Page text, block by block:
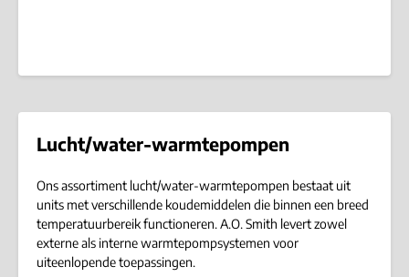
Lucht/water-warmtepompen
Ons assortiment lucht/water-warmtepompen bestaat uit
units met verschillende koudemiddelen die binnen een breed
temperatuurbereik functioneren. A.O. Smith levert zowel
externe als interne warmtepompsystemen voor
uiteenlopende toepassingen.